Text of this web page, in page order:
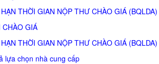
THỜI GIAN NỘP THƯ CHÀO GIÁ (BQLDA)
GIÁ
THỜI GIAN NỘP THƯ CHÀO GIÁ (BQLDA)
lựa chọn nhà cung cấp